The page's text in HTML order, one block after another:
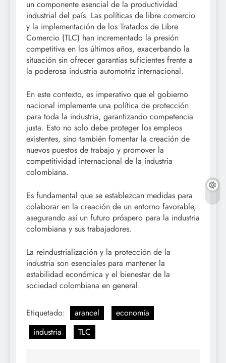
un componente esencial de la productividad
industrial del país. Las políticas de libre comercio
y la implementación de los Tratados de Libre
Comercio (TLC) han incrementado la presión
competitiva en los últimos años, exacerbando la
situación sin ofrecer garantías suficientes frente a
la poderosa industria automotriz internacional.
En este contexto, es imperativo que el gobierno
nacional implemente una política de protección
para toda la industria, garantizando competencia
justa. Esto no solo debe proteger los empleos
existentes, sino también fomentar la creación de
nuevos puestos de trabajo y promover la
competitividad internacional de la industria
colombiana.
Es fundamental que se establezcan medidas para
colaborar en la creación de un entorno favorable,
asegurando así un futuro próspero para la industria
colombiana y sus trabajadores.
La reindustrialización y la protección de la
industria son esenciales para mantener la
estabilidad económica y el bienestar de la
sociedad colombiana en general.
Etiquetado: arancel
economía
industria
TLC